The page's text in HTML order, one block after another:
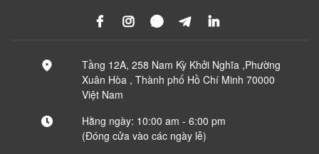
Tầng 12A, 258 Nam Kỳ Khởi Nghĩa ,Phường
Xuân Hòa , Thành phố Hồ Chí Minh 70000
Việt Nam
Hằng ngày: 10:00 am - 6:00 pm
(Đóng cửa vào các ngày lễ)